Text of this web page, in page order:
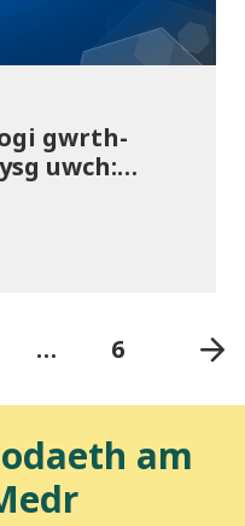
gwrth-
uwch:
2026/27
… 6
am